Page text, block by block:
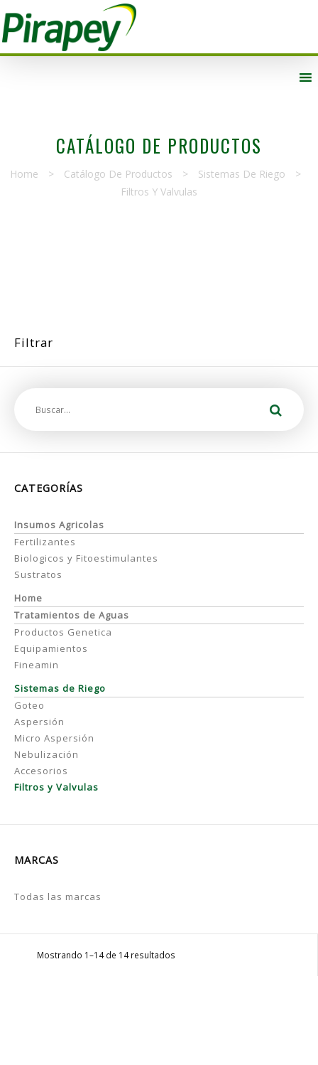
CATÁLOGO DE PRODUCTOS
Home > Catálogo De Productos > Sistemas De Riego
>
Filtros Y Valvulas
Filtrar
CATEGORÍAS
Insumos Agricolas
Fertilizantes
Biologicos y Fitoestimulantes
Sustratos
Home
Tratamientos de Aguas
Productos Genetica
Equipamientos
Fineamin
Sistemas de Riego
Goteo
Aspersión
Micro Aspersión
Nebulización
Accesorios
Filtros y Valvulas
MARCAS
Todas las marcas
Mostrando 1–14 de 14 resultados